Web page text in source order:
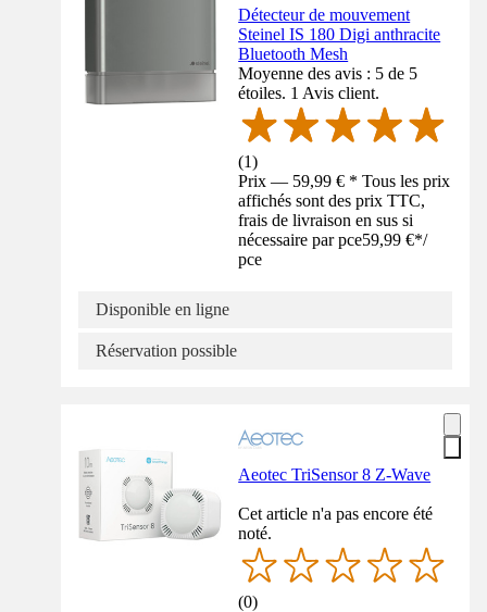
Détecteur de mouvement
Steinel IS 180 Digi anthracite
Bluetooth Mesh
Moyenne des avis : 5 de 5
étoiles. 1 Avis client.
(1)
Prix — 59,99 € * Tous les prix
affichés sont des prix TTC,
frais de livraison en sus si
nécessaire par pce59,99 €*/
pce
Disponible en ligne
Réservation possible
Aeotec TriSensor 8 Z-Wave
Cet article n'a pas encore été
noté.
(0)